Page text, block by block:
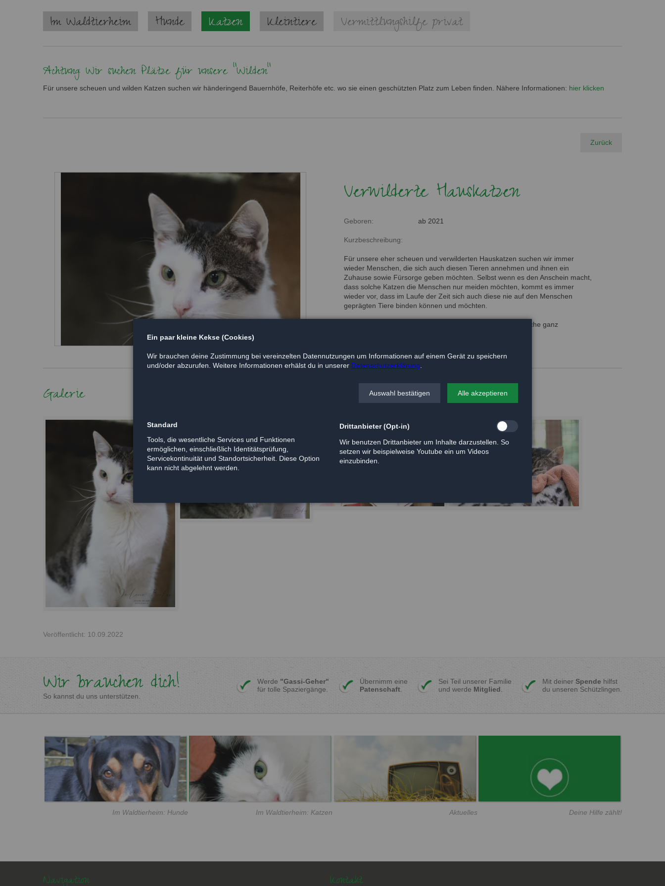
Navigation
überspringen
Im Waldtierheim Hunde Katzen Kleintiere Vermittlungshilfe privat
Achtung: Wir suchen Plätze für unsere "Wilden"
Für unsere scheuen und wilden Katzen suchen wir händeringend Bauernhöfe, Reiterhöfe etc. wo sie einen geschützten Platz zum Leben finden. Nähere Informationen: hier klicken
Zurück
Verwilderte Hauskatzen
Geboren: ab 2021
Kurzbeschreibung:
Für unsere eher scheuen und verwilderten Hauskatzen suchen wir immer
wieder Menschen, die sich auch diesen Tieren annehmen und ihnen ein
Zuhause sowie Fürsorge geben möchten. Selbst wenn es den Anschein macht,
dass solche Katzen die Menschen nur meiden möchten, kommt es immer
wieder vor, dass im Laufe der Zeit sich auch diese nie auf den Menschen
geprägten Tiere binden können und möchten.
Dann, wenn man es am wenigsten erwartet, geschehen solche ganz
Galerie
Veröffentlicht: 10.09.2022
Wir brauchen dich!
So kannst du uns unterstützen.
Werde "Gassi-Geher"
für tolle Spaziergänge.
Übernimm eine
Patenschaft
Sei Teil unserer Familie
und werde Mitglied
Mit deiner Spende hilfst
du unseren Schützlingen.
Im Waldtierheim: Hunde Im Waldtierheim: Katzen Aktuelles Deine Hilfe zählt!
Navigation Kontakt
Ein paar kleine Kekse (Cookies)
Wir brauchen deine Zustimmung bei vereinzelten Datennutzungen um Informationen auf einem Gerät zu speichern
und/oder abzurufen. Weitere Informationen erhälst du in unserer Datenschutzerklärung.
Auswahl bestätigen Alle akzeptieren
Standard
Tools, die wesentliche Services und Funktionen
ermöglichen, einschließlich Identitätsprüfung,
Servicekontinuität und Standortsicherheit. Diese Option
kann nicht abgelehnt werden.
Drittanbieter (Opt-in)
Wir benutzen Drittanbieter um Inhalte darzustellen. So
setzen wir beispielweise Youtube ein um Videos
einzubinden.